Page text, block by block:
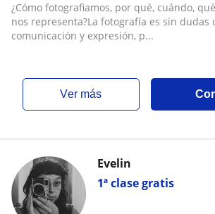
¿Cómo fotografiamos, por qué, cuándo,
nos representa?La fotografía es sin dudas
comunicación y expresión, p...
ver más
1ª clase gratis
Evelin